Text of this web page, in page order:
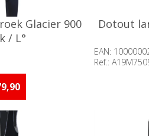
Glacier 900
/ L°
voorradig
Dotout
EAN:
Ref.: